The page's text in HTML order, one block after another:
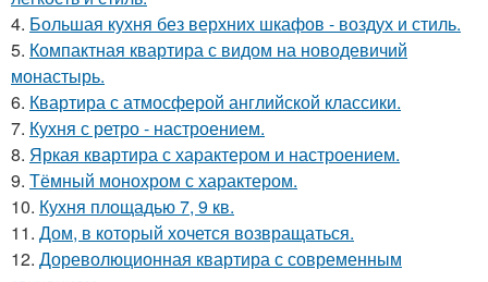
4. Большая кухня без верхних шкафов - воздух и стиль.
5. Компактная квартира с видом на новодевичий
монастырь.
6. Квартира с атмосферой английской классики.
7. Кухня с ретро - настроением.
8. Яркая квартира с характером и настроением.
9. Тёмный монохром с характером.
10. Кухня площадью 7, 9 кв.
11. Дом, в который хочется возвращаться.
12. Дореволюционная квартира с современным